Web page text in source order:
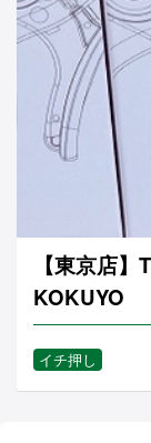
【東京店
KOKUYO
イチ押し